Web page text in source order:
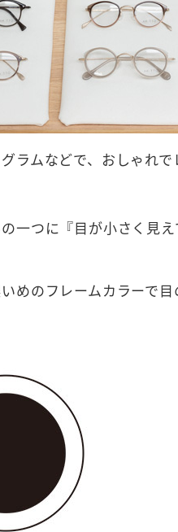
ラムなどで、おしゃれ
一つに『目が小さく見
めのフレームカラーで